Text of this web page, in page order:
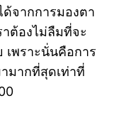
ด้จากการมองตา
าต้องไม่ลืมที่จะ
เพราะนั่นคือการ
มากที่สุดเท่าที่